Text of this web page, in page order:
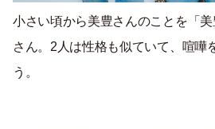
小さい頃から美豊さんのことを「
さん。2人は性格も似ていて、喧嘩
う。